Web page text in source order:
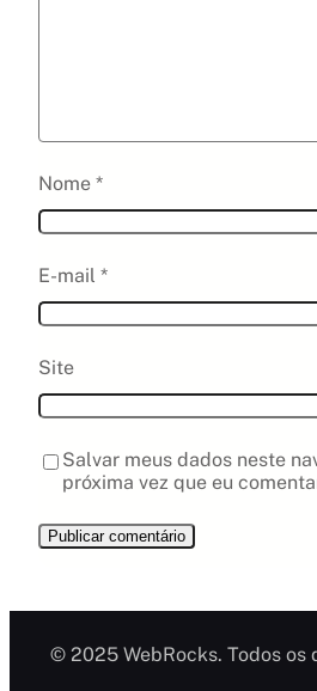
Nome *
E-mail *
Site
Salvar meus dados neste
próxima vez que eu
© 2025 WebRocks. Todos os